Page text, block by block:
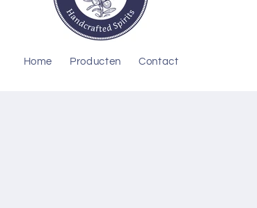
Home Producten Contact